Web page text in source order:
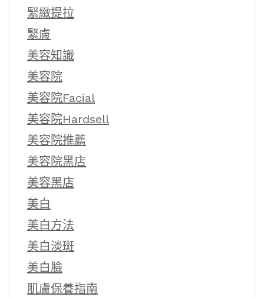
緊緻提拉
緊膚
美容知識
美容院
美容院Facial
美容院Hardsell
美容院推薦
美容院黑店
美容黑店
美白
美白方法
美白淡斑
美白臉
肌膚保養指南